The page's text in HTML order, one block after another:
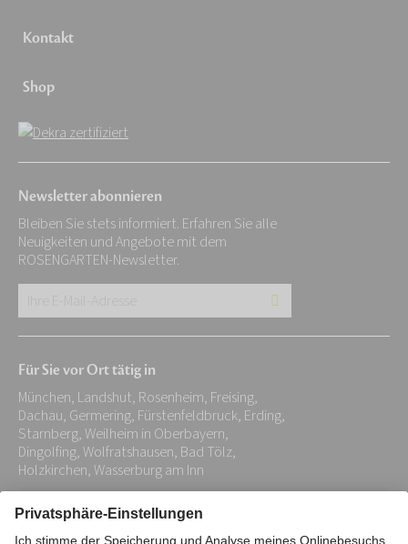
Kontakt
Shop
Newsletter abonnieren
Bleiben Sie stets informiert. Erfahren Sie alle
Neuigkeiten und Angebote mit dem
ROSENGARTEN-Newsletter.
E-
Adresse:
*
Für Sie vor Ort tätig in
München, Landshut, Rosenheim, Freising,
Dachau, Germering, Fürstenfeldbruck, Erding,
Starnberg, Weilheim in Oberbayern,
Dingolfing, Wolfratshausen, Bad Tölz,
Holzkirchen, Wasserburg am Inn
Impressum Datenschutz Stiftung